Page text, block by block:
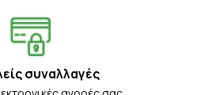
συναλλαγές